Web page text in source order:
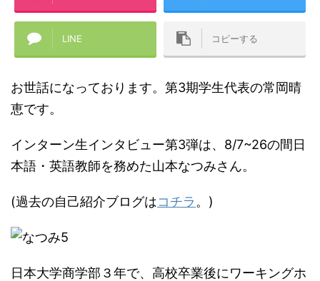
LINE コピーする
お世話になっております。第3期学生代表の常岡晴
恵です。
インターン生インタビュー第3弾は、8/7~26の間日
本語・英語教師を務めた山本なつみさん。
(過去の自己紹介ブログはコチラ 。)
日本大学商学部３年で、高校卒業後にワーキングホ